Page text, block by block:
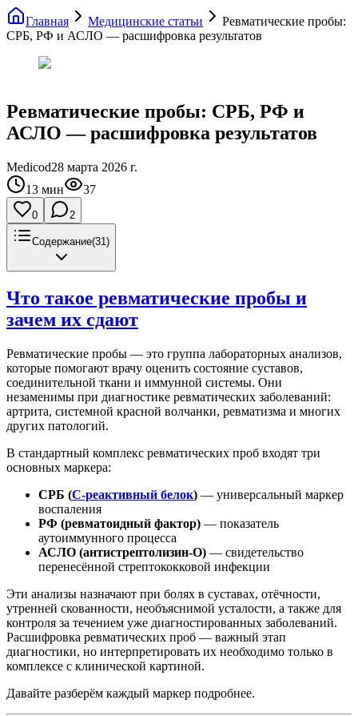
Главная Медицинские статьи
Ревматические пробы:
СРБ, РФ и АСЛО — расшифровка результатов
Ревматические пробы: СРБ, РФ и
АСЛО — расшифровка результатов
Medicod28 марта 2026 г.
13 мин 37
0 2
Содержание(31 )
Что такое ревматические пробы и
зачем их сдают
Ревматические пробы — это группа лабораторных анализов,
которые помогают врачу оценить состояние суставов,
соединительной ткани и иммунной системы. Они
незаменимы при диагностике ревматических заболеваний:
артрита, системной красной волчанки, ревматизма и многих
других патологий.
В стандартный комплекс ревматических проб входят три
основных маркера:
СРБ (С-реактивный белок) — универсальный маркер
воспаления
РФ (ревматоидный фактор) — показатель
аутоиммунного процесса
АСЛО (антистрептолизин-О) — свидетельство
перенесённой стрептококковой инфекции
Эти анализы назначают при болях в суставах, отёчности,
утренней скованности, необъяснимой усталости, а также для
контроля за течением уже диагностированных заболеваний.
Расшифровка ревматических проб — важный этап
диагностики, но интерпретировать их необходимо только в
комплексе с клинической картиной.
Давайте разберём каждый маркер подробнее.